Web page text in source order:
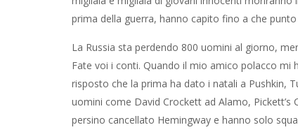
La Russia sta perdendo 800 uomini al giorno,
Fate voi i conti. Quando il mio amico polacco mi
risposto che la prima ha dato i natali a Pushkin,
uomini come David Crockett ad Alamo, Pickett’s
persino cancellato Hemingway e hanno solo